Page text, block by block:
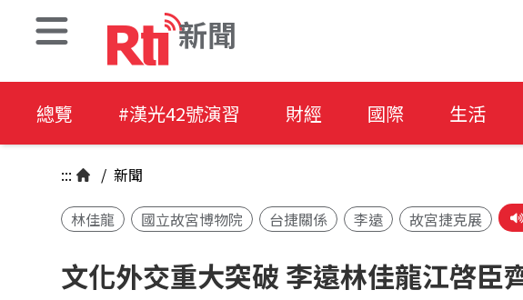
新聞
總覽 #漢光42號演習 財經 國際 生活
::: / 新聞
林佳龍 國立故宮博物院 台捷關係 李遠 故宮捷克展
文化外交重大突破 李遠林佳龍江啓臣